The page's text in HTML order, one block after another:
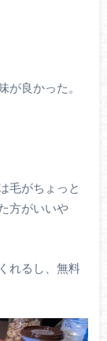
が良かった。
毛がちょっと
方がいいや
れるし、無料